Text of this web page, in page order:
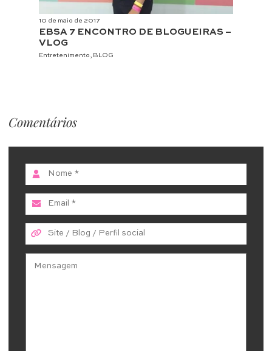
10 de maio de 2017
EBSA 7 ENCONTRO DE BLOGUEIRAS –
VLOG
Entretenimento BLOG
Comentários